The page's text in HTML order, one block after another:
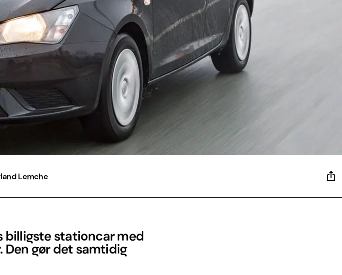
Lemche
billigste stationcar med
gør det samtidig